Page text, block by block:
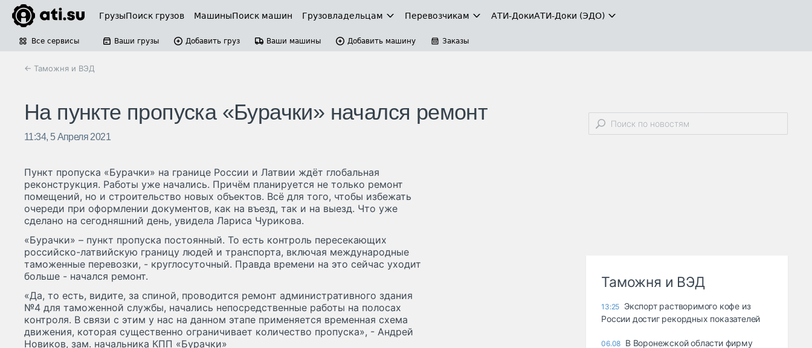
ГрузыПоиск грузов МашиныПоиск машин Грузовладельцам Перевозчикам АТИ-ДокиАТИ-Доки (ЭДО)
Все сервисы Ваши грузы Добавить груз Ваши машины Добавить машину Заказы
← Таможня и ВЭД
На пункте пропуска «Бурачки» начался ремонт
11:34, 5 Апреля 2021
Пункт пропуска «Бурачки» на границе России и Латвии ждёт глобальная
реконструкция. Работы уже начались. Причём планируется не только ремонт
помещений, но и строительство новых объектов. Всё для того, чтобы избежать
очереди при оформлении документов, как на въезд, так и на выезд. Что уже
сделано на сегодняшний день, увидела Лариса Чурикова.
«Бурачки» – пункт пропуска постоянный. То есть контроль пересекающих
российско-латвийскую границу людей и транспорта, включая международные
таможенные перевозки, - круглосуточный. Правда времени на это сейчас уходит
больше - начался ремонт.
«Да, то есть, видите, за спиной, проводится ремонт административного здания
№4 для таможенной службы, начались непосредственные работы на полосах
контроля. В связи с этим у нас на данном этапе применяется временная схема
движения, которая существенно ограничивает количество пропуска», - Андрей
Новиков, зам. начальника КПП «Бурачки»
Таможня и ВЭД
13:25 Экспорт растворимого кофе из
России достиг рекордных показателей
06.08 В Воронежской области фирму